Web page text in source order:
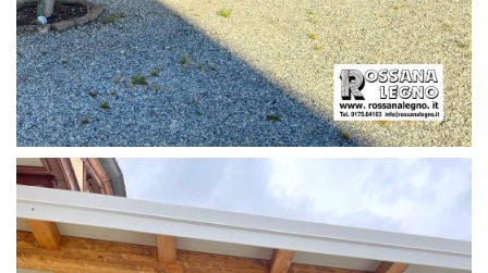
PERGOLA CON PAVIMENTO E FRANGIVISTA